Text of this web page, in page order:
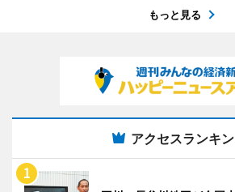
もっと見る
アクセスランキ